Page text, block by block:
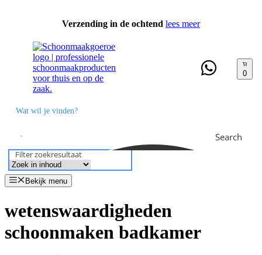
Verzending in de ochtend lees meer
Search
Filter zoekresultaat
0
Bekijk menu
wetenswaardigheden
schoonmaken badkamer